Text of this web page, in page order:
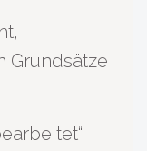
Grundsätze